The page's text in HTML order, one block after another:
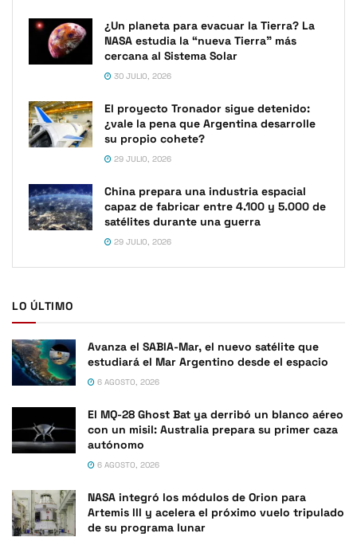
¿Un planeta para evacuar la Tierra? La
NASA estudia la “nueva Tierra” más
cercana al Sistema Solar
30 JULIO, 2026
El proyecto Tronador sigue detenido:
¿vale la pena que Argentina desarrolle
su propio cohete?
29 JULIO, 2026
China prepara una industria espacial
capaz de fabricar entre 4.100 y 5.000 de
satélites durante una guerra
29 JULIO, 2026
LO ÚLTIMO
Avanza el SABIA-Mar, el nuevo satélite que
estudiará el Mar Argentino desde el espacio
6 AGOSTO, 2026
El MQ-28 Ghost Bat ya derribó un blanco aéreo
con un misil: Australia prepara su primer caza
autónomo
6 AGOSTO, 2026
NASA integró los módulos de Orion para
Artemis III y acelera el próximo vuelo tripulado
de su programa lunar